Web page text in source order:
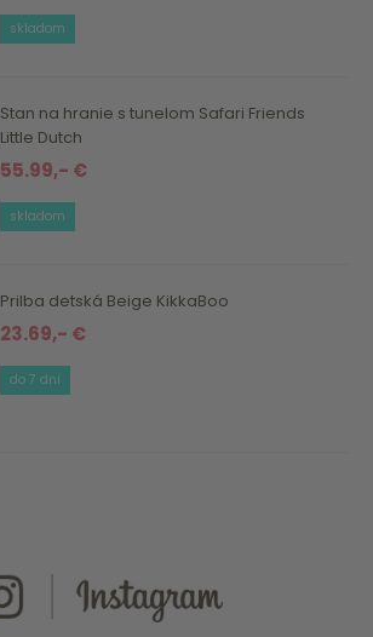
skladom
Stan na hranie s tunelom Safari Friends
Little Dutch
55.99,- €
skladom
Prilba detská Beige KikkaBoo
23.69,- €
do 7 dní